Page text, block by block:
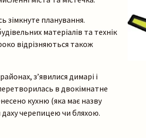
зімкнуте планування.
матеріалів та технік
відрізняються також
з’явилися димарі і
в двокімнатне
кухню (яка має назву
даху черепицею чи бляхою.